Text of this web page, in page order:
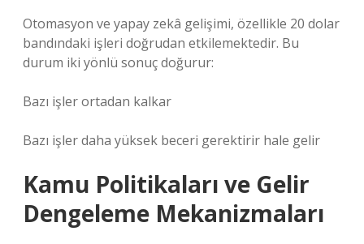
Otomasyon ve yapay zekâ gelişimi, özellikle 20 dolar
bandındaki işleri doğrudan etkilemektedir. Bu
durum iki yönlü sonuç doğurur:
Bazı işler ortadan kalkar
Bazı işler daha yüksek beceri gerektirir hale gelir
Kamu Politikaları ve Gelir
Dengeleme Mekanizmaları